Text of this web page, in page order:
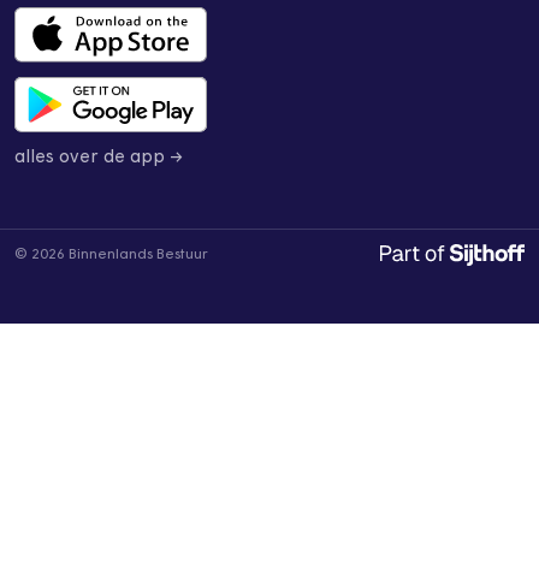
alles over de app →
© 2026 Binnenlands Bestuur